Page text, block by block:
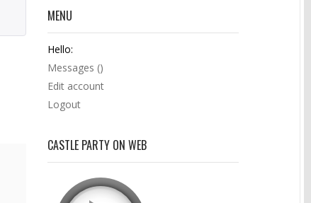
MENU
Hello:
Messages ()
Edit account
Logout
CASTLE PARTY ON WEB